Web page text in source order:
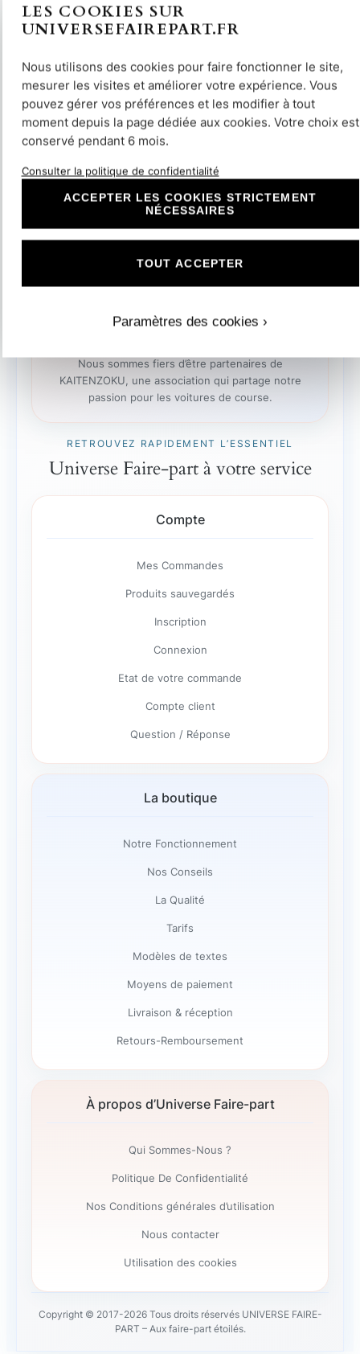
Nous créons pour tous les événements
« L’inspiration vient en travaillant, créons l’unique
ensemble… »
Universe Faire-part imagine et personnalise vos
faire-part de mariage, naissance, baptême et
Nous sommes fiers d’être partenaires de
KAITENZOKU, une association qui partage notre
passion pour les voitures de course.
RETROUVEZ RAPIDEMENT L’ESSENTIEL
Universe Faire-part à votre service
Compte
Mes Commandes
Produits sauvegardés
Inscription
Connexion
Etat de votre commande
Compte client
Question / Réponse
La boutique
Notre Fonctionnement
Nos Conseils
La Qualité
Tarifs
Modèles de textes
Moyens de paiement
Livraison & réception
Retours-Remboursement
À propos d’Universe Faire-part
Qui Sommes-Nous ?
Politique De Confidentialité
Nos Conditions générales d’utilisation
Nous contacter
Utilisation des cookies
Copyright © 2017-2026 Tous droits réservés UNIVERSE FAIRE-
PART – Aux faire-part étoilés.
LES COOKIES SUR
UNIVERSEFAIREPART.FR
Nous utilisons des cookies pour faire fonctionner le site,
mesurer les visites et améliorer votre expérience. Vous
pouvez gérer vos préférences et les modifier à tout
moment depuis la page dédiée aux cookies. Votre choix est
conservé pendant 6 mois.
Consulter la politique de confidentialité
ACCEPTER LES COOKIES STRICTEMENT
NÉCESSAIRES
Paramètres des cookies ›
TOUT ACCEPTER